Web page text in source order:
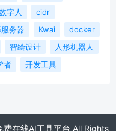
字人
cidr
务器 Kwai
docker
智绘设计
人形机器人
者 开发工具
在线AI工具平台 All Rights